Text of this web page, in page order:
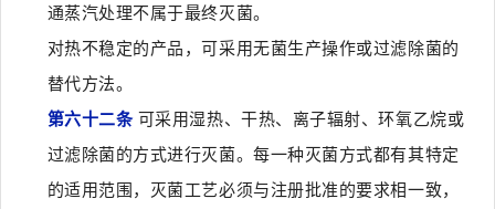
通蒸汽处理不属于最终灭菌。
对热不稳定的产品，可采用无菌生产操作或过滤除菌的
替代方法。
第六十二条 可采用湿热、干热、离子辐射、环氧乙烷或
过滤除菌的方式进行灭菌。每一种灭菌方式都有其特定
的适用范围，灭菌工艺必须与注册批准的要求相一致，